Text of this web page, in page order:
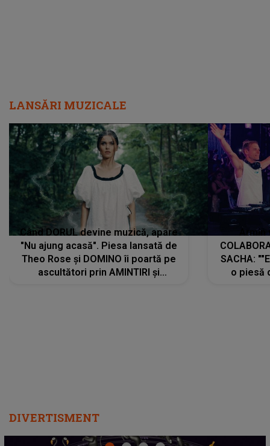
LANSĂRI MUZICALE
Când DORUL devine muzică, apare
"Nu ajung acasă". Piesa lansată de
Theo Rose și DOMINO îi poartă pe
ascultători prin AMINTIRI și
SACHA:
o piesă
DIVERTISMENT